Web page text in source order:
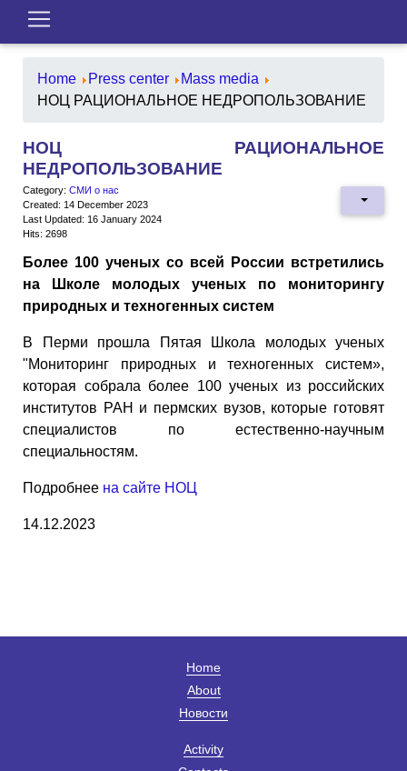
Home Press center
Mass media
НОЦ РАЦИОНАЛЬНОЕ НЕДРОПОЛЬЗОВАНИЕ
НОЦ РАЦИОНАЛЬНОЕ
НЕДРОПОЛЬЗОВАНИЕ
Category: СМИ о нас
Created: 14 December 2023
Last Updated: 16 January 2024
Hits: 2698
Более 100 ученых со всей России встретились
на Школе молодых ученых по мониторингу
природных и техногенных систем
В Перми прошла Пятая Школа молодых ученых
"Мониторинг природных и техногенных систем»,
которая собрала более 100 ученых из российских
институтов РАН и пермских вузов, которые готовят
специалистов по естественно-научным
специальностям.
Подробнее на сайте НОЦ
14.12.2023
Home
About
Новости
Activity